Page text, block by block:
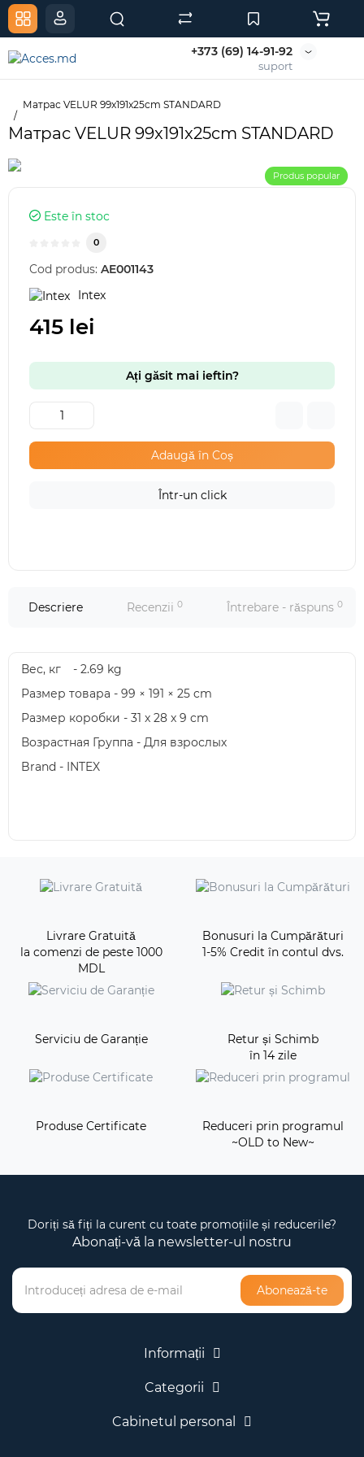
+373 (69) 14-91-92
suport
Матрас VELUR 99x191x25cm STANDARD
Матрас VELUR 99x191x25cm STANDARD
Produs popular
Este în stoc
0
Cod produs: AE001143
Intex
415 lei
Ați găsit mai ieftin?
Adaugă în Coș
Într-un click
Descriere Recenzii 0 Întrebare - răspuns 0
Вес, кг
- 2.69 kg
Размер товара - 99 × 191 × 25 cm
Размер коробки - 31 x 28 x 9 cm
Возрастная Группа - Для взрослых
Brand - INTEX
Livrare Gratuită
la comenzi de peste 1000
MDL
Bonusuri la Cumpărături
1-5% Credit în contul dvs.
Serviciu de Garanție
Retur și Schimb
în 14 zile
Produse Certificate
Reduceri prin programul
~OLD to New~
Doriți să fiți la curent cu toate promoțiile și reducerile?
Abonați-vă la newsletter-ul nostru
Abonează-te
Informații
Categorii
Cabinetul personal